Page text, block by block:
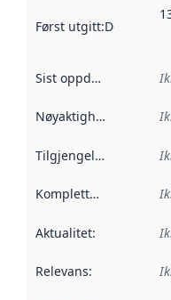
Først utgitt:Denne
Sist oppdatert
Nøyaktighet
Tilgjengelighet
Kompletthet
Aktualitet:
Relevans: